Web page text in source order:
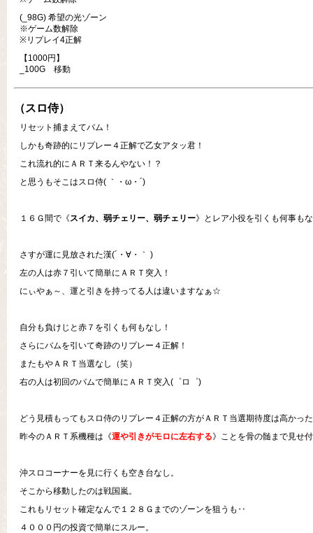
(_98G) 希望の光ゾーン
※ゲーム数解除
※リプレイ4正解
【1000円】
_100G 移動
（スロ侍）
リセット捕まえてバム！
しかも奇跡的にリプレー４正解で乙女アタッ君！
これ流れ的にＡＲＴ来るんやない！？
と思うもそこはスロ侍( ｀・ω・´)
１６Ｇ間で《スイカ、弱チェリー、弱チェリー》とレア小役を引くも何事も
さすが運に見放された漢(´・∀・｀ )
左の人は赤７引いて簡単にＡＲＴ突入！
にぃやぁ～、運と引きを持ってる人は違いますなぁ☆
自分も負けじと赤７を引くも何もなし！
さらにバムを引いて奇跡のリプレー４正解！
またもやＡＲＴ当選なし（笑）
右の人は初回のバムで簡単にＡＲＴ突入(゜ロ゜)
どう見積もってもスロ侍のリプレー４正解の方がＡＲＴ当選期待度は高かっ
昨今のＡＲＴ系機種は《運や引きがモロに左右する》ことを骨の髄まで見せ
沖スロコーナーを見に行くも空き台なし。
そこから移動したのは戦国嵐。
これもリセット確定なんで１２８Ｇまでのゾーンを狙うも‥
４０００円の投資で簡単にスルー。